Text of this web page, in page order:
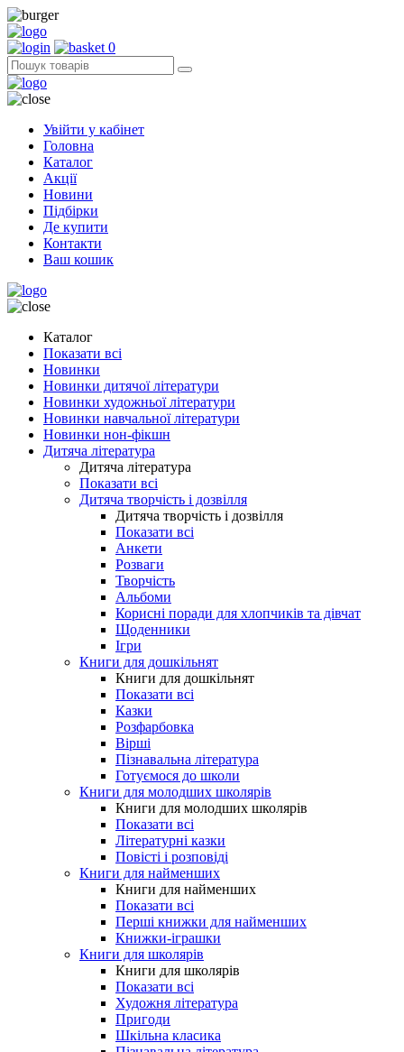
0
Увійти у кабінет
Головна
Каталог
Акції
Новини
Підбірки
Де купити
Контакти
Ваш кошик
Каталог
Показати всі
Новинки
Новинки дитячої літератури
Новинки художньої літератури
Новинки навчальної літератури
Новинки нон-фікшн
Дитяча література
Дитяча література
Показати всі
Дитяча творчість і дозвілля
Дитяча творчість і дозвілля
Показати всі
Анкети
Розваги
Творчість
Альбоми
Корисні поради для хлопчиків та дівчат
Щоденники
Ігри
Книги для дошкільнят
Книги для дошкільнят
Показати всі
Казки
Розфарбовка
Вірші
Пізнавальна література
Готуємося до школи
Книги для молодших школярів
Книги для молодших школярів
Показати всі
Літературні казки
Повісті і розповіді
Книги для найменших
Книги для найменших
Показати всі
Перші книжки для найменших
Книжки-іграшки
Книги для школярів
Книги для школярів
Показати всі
Художня література
Пригоди
Шкільна класика